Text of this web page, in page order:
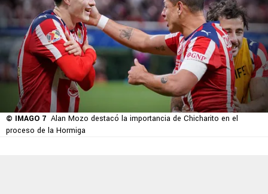
© IMAGO 7 Alan Mozo destacó la importancia de Chicharito en el
proceso de la Hormiga